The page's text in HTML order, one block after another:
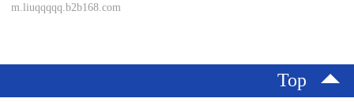
m.liuqqqqq.b2b168.com
Top